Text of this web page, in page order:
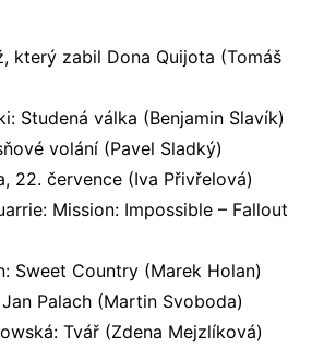
který zabil Dona Quijota (Tomáš
Studená válka (Benjamin Slavík)
volání (Pavel Sladký)
22. července (Iva Přivřelová)
Mission: Impossible – Fallout
Sweet Country (Marek Holan)
Palach (Martin Svoboda)
Tvář (Zdena Mejzlíková)